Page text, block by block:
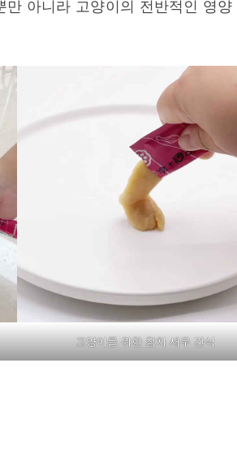
아니라 고양이의 전반적인 영양
고양이를 위한 참치 새우 간식